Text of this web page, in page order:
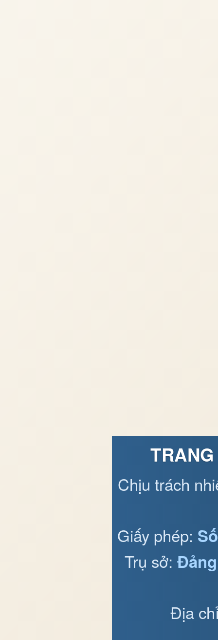
Chịu trách
Giấy phép:
Trụ sở:
Địa